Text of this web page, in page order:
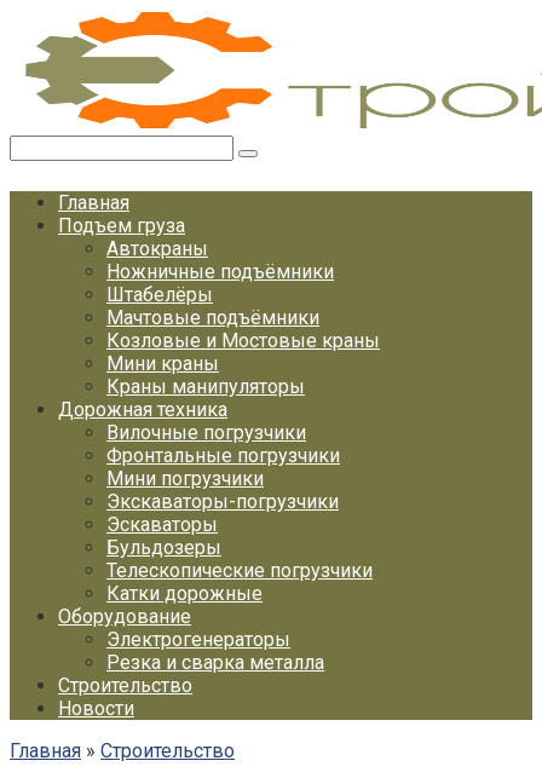
Перейти
контенту
Главная
Подъем груза
Автокраны
Ножничные подъёмники
Штабелёры
Мачтовые подъёмники
Козловые и Мостовые краны
Мини краны
Краны манипуляторы
Дорожная техника
Вилочные погрузчики
Фронтальные погрузчики
Мини погрузчики
Экскаваторы-погрузчики
Эскаваторы
Бульдозеры
Телескопические погрузчики
Катки дорожные
Оборудование
Электрогенераторы
Резка и сварка металла
Строительство
Новости
Главная » Строительство